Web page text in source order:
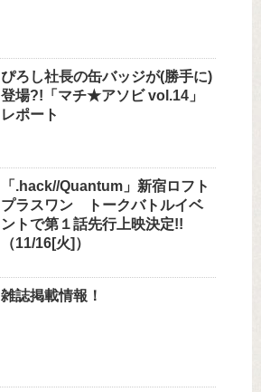
ぴろし社長の缶バッジが(勝手に)
登場?!「マチ★アソビ vol.14」
レポート
「.hack//Quantum」新宿ロフト
プラスワン トークバトルイベ
ントで第１話先行上映決定!!
（11/16[火]）
雑誌掲載情報！